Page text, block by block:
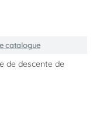
catalogue
de descente de